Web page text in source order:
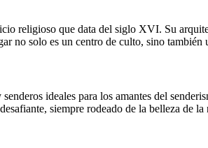
religioso que data del siglo XVI. Su
no solo es un centro de culto, sino
ideales para los amantes del
siempre rodeado de la belleza de la